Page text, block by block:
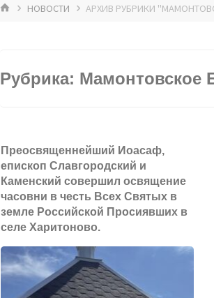
ГЛАВНАЯ
НОВОСТИ АРХИВ РУБРИКИ
Рубрика: Мамонтовское
Преосвященнейший Иоасаф,
епископ Славгородский и
Каменский совершил освящение
часовни в честь Всех Святых в
земле Российской Просиявших в
селе Харитоново.